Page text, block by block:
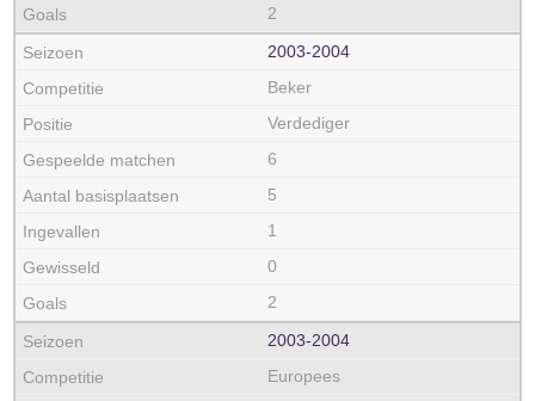
2
2003‑2004
Beker
Verdediger
6
5
1
0
2
2003‑2004
Europees